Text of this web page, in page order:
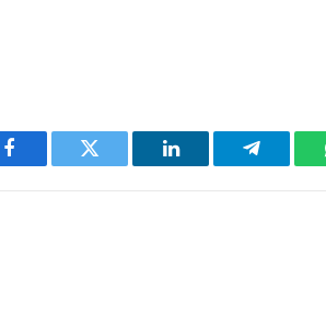
Facebook Twitter LinkedIn Telegram